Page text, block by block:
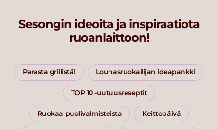
Sesongin ideoita ja inspiraatiota
ruoanlaittoon!
Parasta grillistä! Lounasruokailijan ideapankki
TOP 10 -uutuusreseptit
Ruokaa puolivalmisteista Keittopäivä